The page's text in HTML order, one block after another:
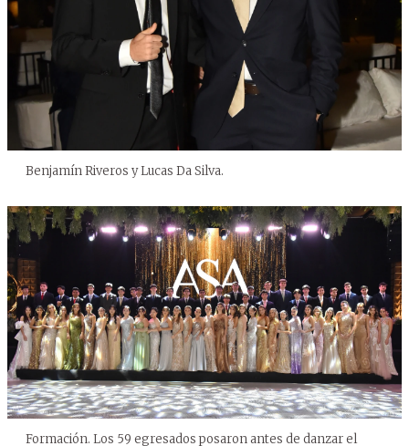
Benjamín Riveros y Lucas Da Silva.
Formación. Los 59 egresados posaron antes de danzar el